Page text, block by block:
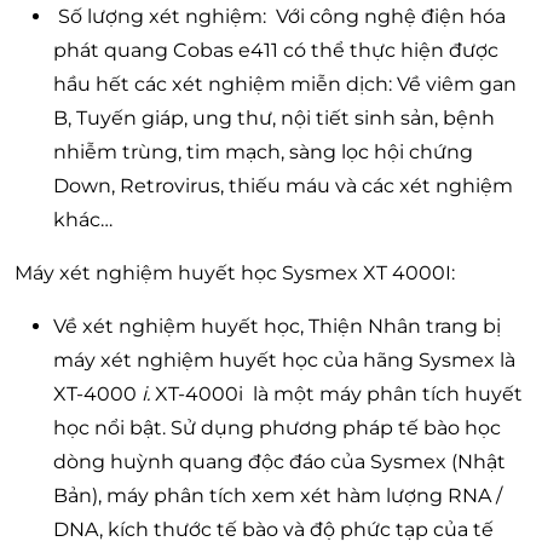
Số lượng xét nghiệm: Với công nghệ điện hóa
phát quang Cobas e411 có thể thực hiện được
hầu hết các xét nghiệm miễn dịch: Về viêm gan
B, Tuyến giáp, ung thư, nội tiết sinh sản, bệnh
nhiễm trùng, tim mạch, sàng lọc hội chứng
Down, Retrovirus, thiếu máu và các xét nghiệm
khác…
Máy xét nghiệm huyết học Sysmex XT 4000I:
Về xét nghiệm huyết học, Thiện Nhân trang bị
máy xét nghiệm huyết học của hãng Sysmex là
XT-4000 i. XT-4000i là một máy phân tích huyết
học nổi bật. Sử dụng phương pháp tế bào học
dòng huỳnh quang độc đáo của Sysmex (Nhật
Bản), máy phân tích xem xét hàm lượng RNA /
DNA, kích thước tế bào và độ phức tạp của tế